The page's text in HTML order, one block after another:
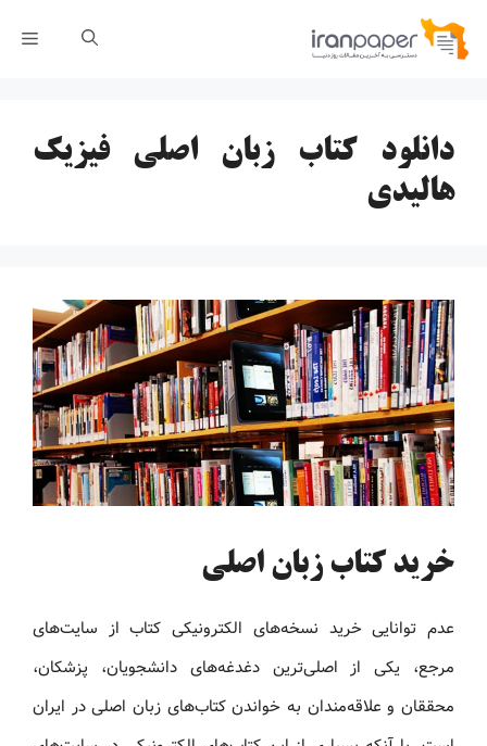
پرش
دانلود کتاب زبان اصلی فیزیک
هالیدی
خرید کتاب زبان اصلی
عدم توانایی خرید نسخه‌های الکترونیکی کتاب‌ از سایت‌های
مرجع، یکی از اصلی‌ترین دغدغه‌های دانشجویان، پزشکان،
محققان و علاقه‌مندان به خواندن کتاب‌های زبان اصلی در ایران